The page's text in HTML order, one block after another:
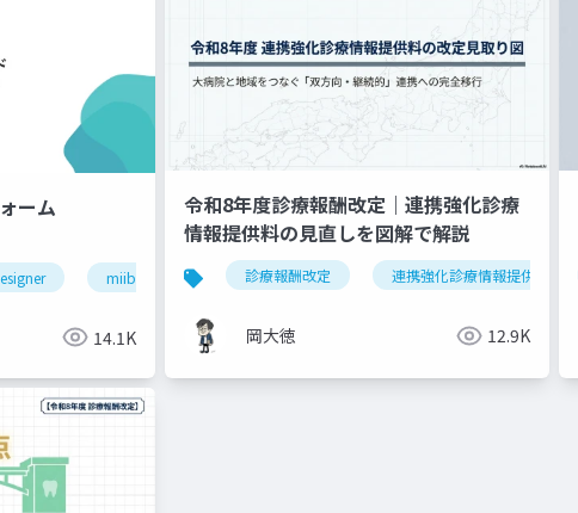
ケアマネジャー連携 医療介護連携
ーム
miiboガイド miiboマニュアル
14.1K
令和8年度診療報酬改定｜連携強化診療
情報提供料の見直しを図解で解説
診療報酬改定 連携強化診療情報提供料
岡大徳 12.9K